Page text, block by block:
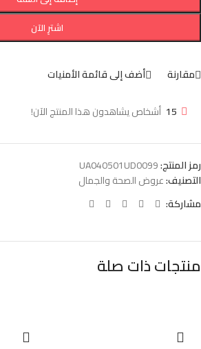
اشترِ الآن
مقارنة أضف إلى قائمة الأمنيات
15 أشخاص يشاهدون هذا المنتج الآن!
رمز المنتج:UA040501UD0099
التصنيف:عروض الصحة والجمال
مشاركة:
منتجات ذات صلة